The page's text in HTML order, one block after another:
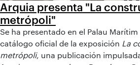
Arquia presenta "La
metrópoli"
Se ha presentado en el Palau
catálogo oficial de la exposición La
metrópoli, una publicación